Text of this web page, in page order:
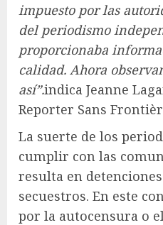
impuesto por las
del periodismo
proporcionaba
calidad. Ahora
así”.indica Jeanne
Reporter Sans
La suerte de los
cumplir con las
resulta en
secuestros. En este
por la autocensura o